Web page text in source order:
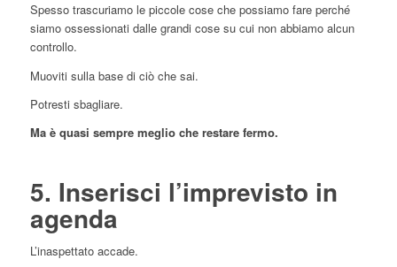
Spesso trascuriamo le piccole cose che possiamo fare perché
siamo ossessionati dalle grandi cose su cui non abbiamo alcun
controllo.
Muoviti sulla base di ciò che sai.
Potresti sbagliare.
Ma è quasi sempre meglio che restare fermo.
5. Inserisci l’imprevisto in
agenda
L’inaspettato accade.